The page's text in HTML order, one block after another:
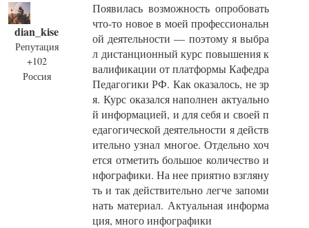
dian_kise
Репутация
+102
Россия
Появилась возможность опробовать
что-то новое в моей профессиональн
ой деятельности — поэтому я выбра
л дистанционный курс повышения к
валификации от платформы Кафедра
Педагогики РФ. Как оказалось, не зр
я. Курс оказался наполнен актуально
й информацией, и для себя и своей п
едагогической деятельности я действ
ительно узнал многое. Отдельно хоч
ется отметить большое количество и
нфографики. На нее приятно взгляну
ть и так действительно легче запоми
нать материал. Актуальная информа
ция, много инфографики